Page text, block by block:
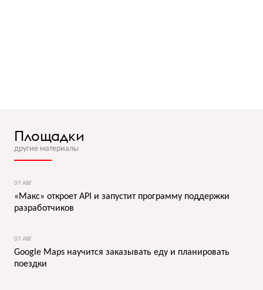
Площадки
другие материалы
07 АВГ
«Макс» откроет API и запустит программу поддержки
разработчиков
07 АВГ
Google Maps научится заказывать еду и планировать
поездки